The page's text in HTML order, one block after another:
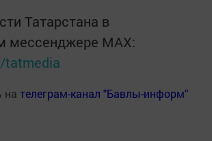
Татарстана в
мессенджере MАХ:
tatmedia
на телеграм-канал "Бавлы-информ"